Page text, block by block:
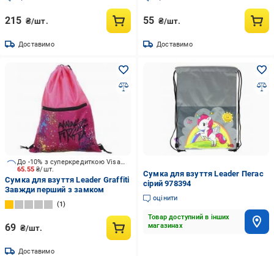
215 ₴/шт.
Доставимо
55 ₴/шт.
Доставимо
65.55₴/шт.
До -10% з суперкредиткою Visa Вигода
Сумка для взуття Leader Graffiti
Завжди перший з замком
1
69 ₴/шт.
Доставимо
Сумка для взуття Leader Пегас
сірий 978394
оцінити
Товар доступний в інших
магазинах